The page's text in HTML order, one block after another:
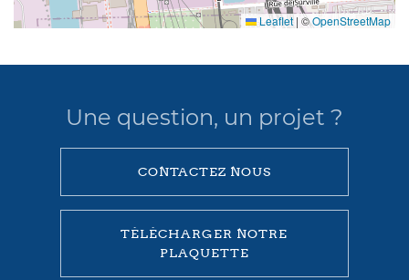
Leaflet | ©OpenStreetMap
Une question, un projet ?
CONTACTEZ NOUS
TÉLÉCHARGER NOTRE
PLAQUETTE